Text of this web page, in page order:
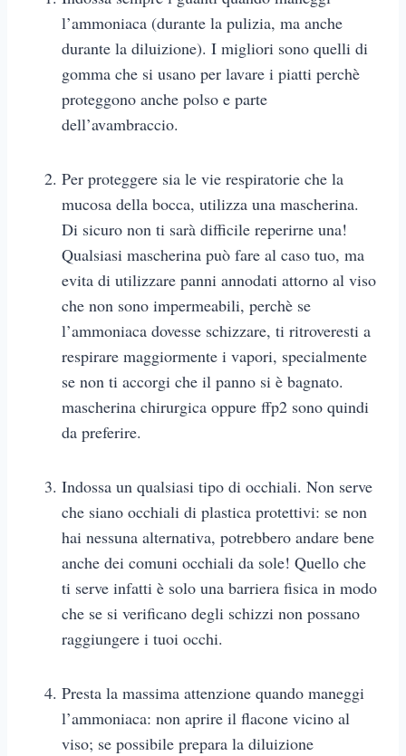
l’ammoniaca (durante la pulizia, ma anche
durante la diluizione). I migliori sono quelli di
gomma che si usano per lavare i piatti perchè
proteggono anche polso e parte
dell’avambraccio.
Per proteggere sia le vie respiratorie che la
mucosa della bocca, utilizza una mascherina.
Di sicuro non ti sarà difficile reperirne una!
Qualsiasi mascherina può fare al caso tuo, ma
evita di utilizzare panni annodati attorno al viso
che non sono impermeabili, perchè se
l’ammoniaca dovesse schizzare, ti ritroveresti a
respirare maggiormente i vapori, specialmente
se non ti accorgi che il panno si è bagnato.
mascherina chirurgica oppure ffp2 sono quindi
da preferire.
Indossa un qualsiasi tipo di occhiali. Non serve
che siano occhiali di plastica protettivi: se non
hai nessuna alternativa, potrebbero andare bene
anche dei comuni occhiali da sole! Quello che
ti serve infatti è solo una barriera fisica in modo
che se si verificano degli schizzi non possano
raggiungere i tuoi occhi.
Presta la massima attenzione quando maneggi
l’ammoniaca: non aprire il flacone vicino al
viso; se possibile prepara la diluizione